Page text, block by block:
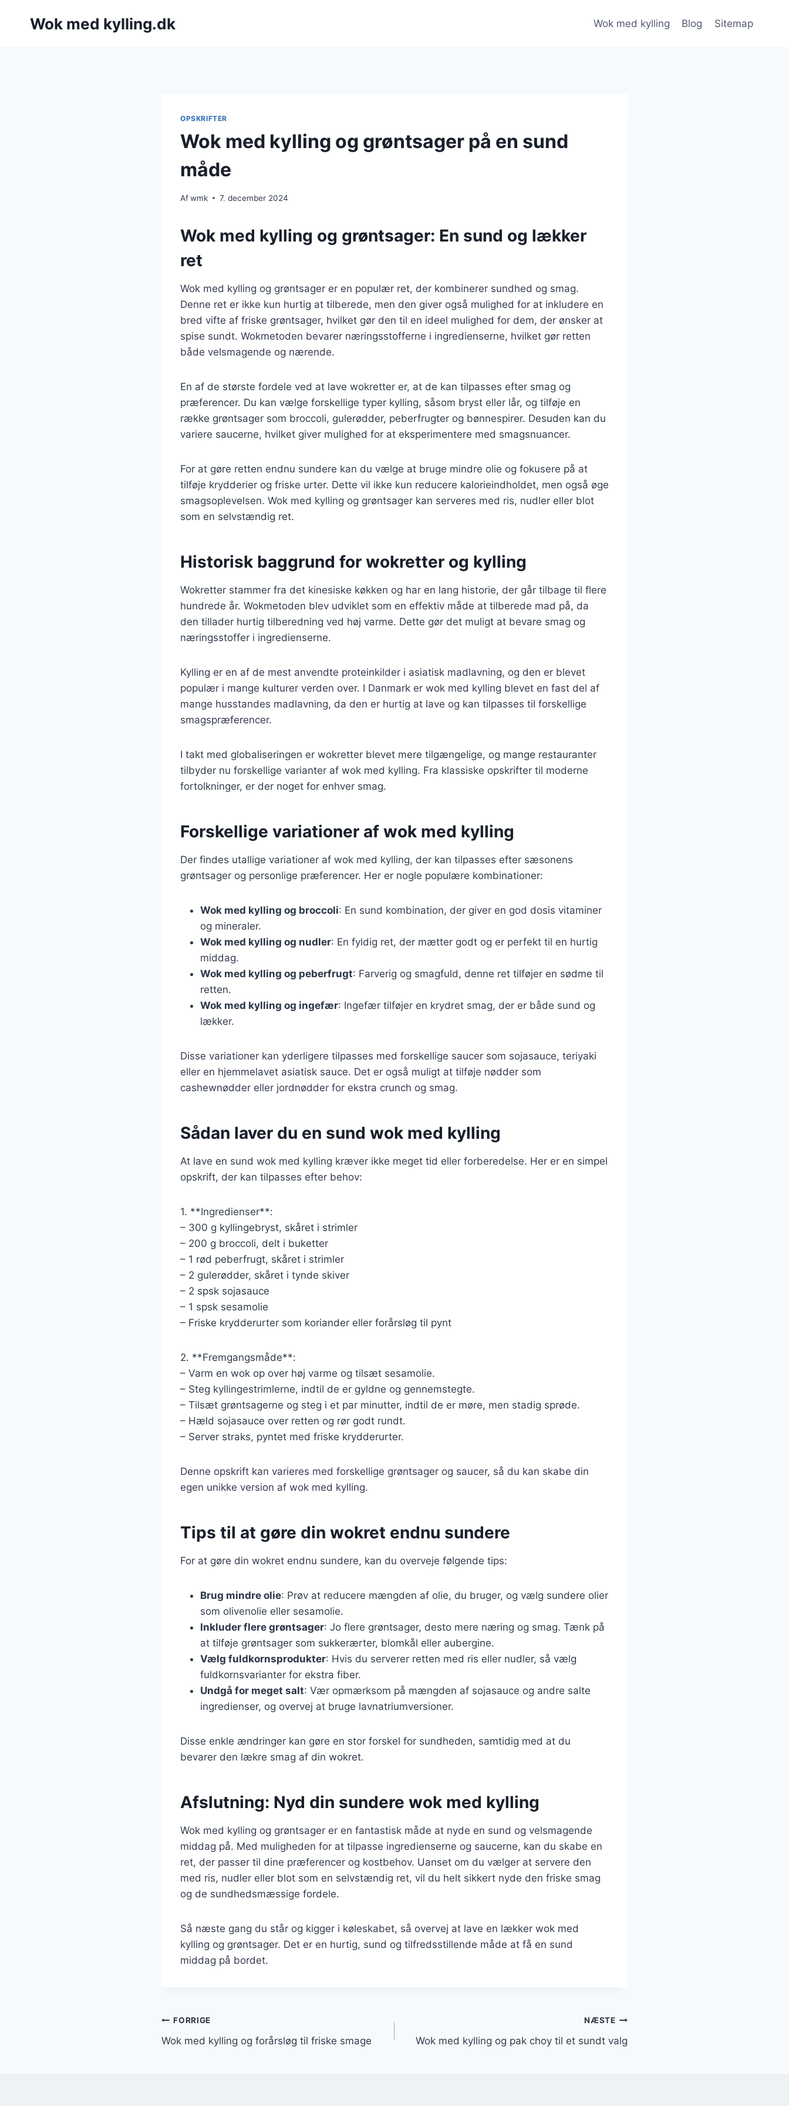
Wok med kylling.dk Wok med kylling Blog Sitemap
OPSKRIFTER
Wok med kylling og grøntsager på en sund
måde
Afwmk 7. december 2024
Wok med kylling og grøntsager: En sund og lækker
ret
Wok med kylling og grøntsager er en populær ret, der kombinerer sundhed og smag.
Denne ret er ikke kun hurtig at tilberede, men den giver også mulighed for at inkludere en
bred vifte af friske grøntsager, hvilket gør den til en ideel mulighed for dem, der ønsker at
spise sundt. Wokmetoden bevarer næringsstofferne i ingredienserne, hvilket gør retten
både velsmagende og nærende.
En af de største fordele ved at lave wokretter er, at de kan tilpasses efter smag og
præferencer. Du kan vælge forskellige typer kylling, såsom bryst eller lår, og tilføje en
række grøntsager som broccoli, gulerødder, peberfrugter og bønnespirer. Desuden kan du
variere saucerne, hvilket giver mulighed for at eksperimentere med smagsnuancer.
For at gøre retten endnu sundere kan du vælge at bruge mindre olie og fokusere på at
tilføje krydderier og friske urter. Dette vil ikke kun reducere kalorieindholdet, men også øge
smagsoplevelsen. Wok med kylling og grøntsager kan serveres med ris, nudler eller blot
som en selvstændig ret.
Historisk baggrund for wokretter og kylling
Wokretter stammer fra det kinesiske køkken og har en lang historie, der går tilbage til flere
hundrede år. Wokmetoden blev udviklet som en effektiv måde at tilberede mad på, da
den tillader hurtig tilberedning ved høj varme. Dette gør det muligt at bevare smag og
næringsstoffer i ingredienserne.
Kylling er en af de mest anvendte proteinkilder i asiatisk madlavning, og den er blevet
populær i mange kulturer verden over. I Danmark er wok med kylling blevet en fast del af
mange husstandes madlavning, da den er hurtig at lave og kan tilpasses til forskellige
smagspræferencer.
I takt med globaliseringen er wokretter blevet mere tilgængelige, og mange restauranter
tilbyder nu forskellige varianter af wok med kylling. Fra klassiske opskrifter til moderne
fortolkninger, er der noget for enhver smag.
Forskellige variationer af wok med kylling
Der findes utallige variationer af wok med kylling, der kan tilpasses efter sæsonens
grøntsager og personlige præferencer. Her er nogle populære kombinationer:
Wok med kylling og broccoli: En sund kombination, der giver en god dosis vitaminer
og mineraler.
Wok med kylling og nudler: En fyldig ret, der mætter godt og er perfekt til en hurtig
middag.
Wok med kylling og peberfrugt: Farverig og smagfuld, denne ret tilføjer en sødme til
retten.
Wok med kylling og ingefær: Ingefær tilføjer en krydret smag, der er både sund og
lækker.
Disse variationer kan yderligere tilpasses med forskellige saucer som sojasauce, teriyaki
eller en hjemmelavet asiatisk sauce. Det er også muligt at tilføje nødder som
cashewnødder eller jordnødder for ekstra crunch og smag.
Sådan laver du en sund wok med kylling
At lave en sund wok med kylling kræver ikke meget tid eller forberedelse. Her er en simpel
opskrift, der kan tilpasses efter behov:
1. **Ingredienser**:
– 300 g kyllingebryst, skåret i strimler
– 200 g broccoli, delt i buketter
– 1 rød peberfrugt, skåret i strimler
– 2 gulerødder, skåret i tynde skiver
– 2 spsk sojasauce
– 1 spsk sesamolie
– Friske krydderurter som koriander eller forårsløg til pynt
2. **Fremgangsmåde**:
– Varm en wok op over høj varme og tilsæt sesamolie.
– Steg kyllingestrimlerne, indtil de er gyldne og gennemstegte.
– Tilsæt grøntsagerne og steg i et par minutter, indtil de er møre, men stadig sprøde.
– Hæld sojasauce over retten og rør godt rundt.
– Server straks, pyntet med friske krydderurter.
Denne opskrift kan varieres med forskellige grøntsager og saucer, så du kan skabe din
egen unikke version af wok med kylling.
Tips til at gøre din wokret endnu sundere
For at gøre din wokret endnu sundere, kan du overveje følgende tips:
Brug mindre olie: Prøv at reducere mængden af olie, du bruger, og vælg sundere olier
som olivenolie eller sesamolie.
Inkluder flere grøntsager: Jo flere grøntsager, desto mere næring og smag. Tænk på
at tilføje grøntsager som sukkerærter, blomkål eller aubergine.
Vælg fuldkornsprodukter: Hvis du serverer retten med ris eller nudler, så vælg
fuldkornsvarianter for ekstra fiber.
Undgå for meget salt: Vær opmærksom på mængden af sojasauce og andre salte
ingredienser, og overvej at bruge lavnatriumversioner.
Disse enkle ændringer kan gøre en stor forskel for sundheden, samtidig med at du
bevarer den lækre smag af din wokret.
Afslutning: Nyd din sundere wok med kylling
Wok med kylling og grøntsager er en fantastisk måde at nyde en sund og velsmagende
middag på. Med muligheden for at tilpasse ingredienserne og saucerne, kan du skabe en
ret, der passer til dine præferencer og kostbehov. Uanset om du vælger at servere den
med ris, nudler eller blot som en selvstændig ret, vil du helt sikkert nyde den friske smag
og de sundhedsmæssige fordele.
Så næste gang du står og kigger i køleskabet, så overvej at lave en lækker wok med
kylling og grøntsager. Det er en hurtig, sund og tilfredsstillende måde at få en sund
middag på bordet.
Indlægsnavigation
FORRIGE
Wok med kylling og forårsløg til friske smage
NÆSTE
Wok med kylling og pak choy til et sundt valg